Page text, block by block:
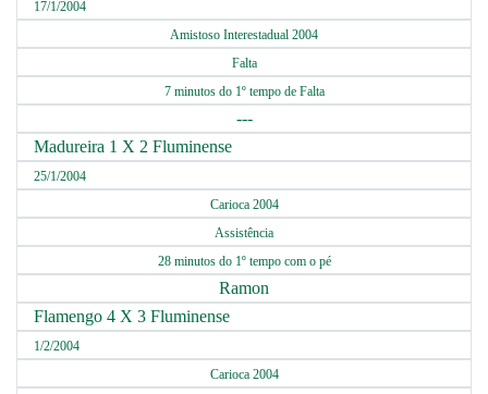
17/1/2004
Amistoso Interestadual 2004
Falta
7 minutos do 1º tempo de Falta
---
Madureira 1 X 2 Fluminense
25/1/2004
Carioca 2004
Assistência
28 minutos do 1º tempo com o pé
Ramon
Flamengo 4 X 3 Fluminense
1/2/2004
Carioca 2004